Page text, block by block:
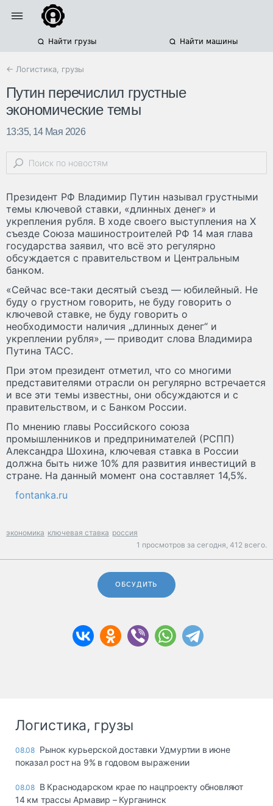
Найти грузы Найти машины
← Логистика, грузы
Путин перечислил грустные
экономические темы
13:35, 14 Мая 2026
Президент РФ Владимир Путин называл грустными
темы ключевой ставки, «длинных денег» и
укрепления рубля. В ходе своего выступления на Х
съезде Союза машиностроителей РФ 14 мая глава
государства заявил, что всё это регулярно
обсуждается с правительством и Центральным
банком.
«Сейчас все-таки десятый съезд — юбилейный. Не
буду о грустном говорить, не буду говорить о
ключевой ставке, не буду говорить о
необходимости наличия „длинных денег“ и
укреплении рубля», — приводит слова Владимира
Путина ТАСС.
При этом президент отметил, что со многими
представителями отрасли он регулярно встречается
и все эти темы известны, они обсуждаются и с
правительством, и с Банком России.
По мнению главы Российского союза
промышленников и предпринимателей (РСПП)
Александра Шохина, ключевая ставка в России
должна быть ниже 10% для развития инвестиций в
стране. На данный момент она составляет 14,5%.
fontanka.ru
экономика ключевая ставка россия
1 просмотров за сегодня, 412 всего.
ОБСУДИТЬ
Логистика, грузы
08.08 Рынок курьерской доставки Удмуртии в июне
показал рост на 9% в годовом выражении
08.08 В Краснодарском крае по нацпроекту обновляют
14 км трассы Армавир – Курганинск